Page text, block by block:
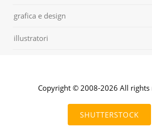
grafica e design
illustratori
Copyright © 2008-2026 All rights
SHUTTERSTOCK